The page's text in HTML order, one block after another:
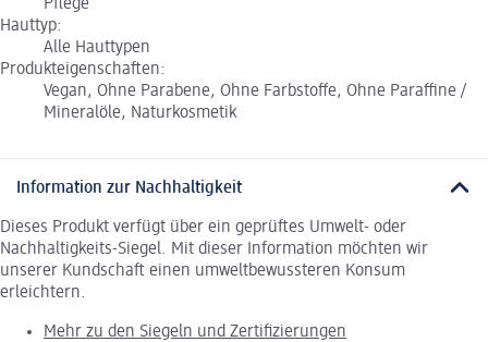
Pflege
Hauttyp:
Alle Hauttypen
Produkteigenschaften:
Vegan, Ohne Parabene, Ohne Farbstoffe, Ohne Paraffine /
Mineralöle, Naturkosmetik
Information zur Nachhaltigkeit
Dieses Produkt verfügt über ein geprüftes Umwelt- oder
Nachhaltigkeits-Siegel. Mit dieser Information möchten wir
unserer Kundschaft einen umweltbewussteren Konsum
erleichtern.
Mehr zu den Siegeln und Zertifizierungen